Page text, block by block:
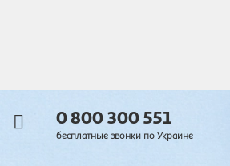
0 800 300 551
бесплатные звонки по Украине